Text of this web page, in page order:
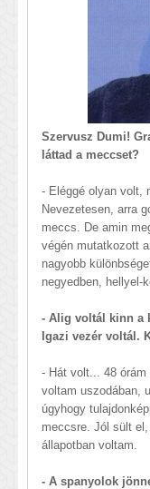
Szervusz Dumi!
láttad a meccset?
- Eléggé olyan volt,
Nevezetesen, arra
meccs. De amin
végén mutatkozott
nagyobb
negyedben, hellyel-
- Alig voltál kinn a
Igazi vezér voltál.
- Hát volt... 48
voltam uszodában,
úgyhogy
meccsre. Jól sült
állapotban voltam.
- A spanyolok